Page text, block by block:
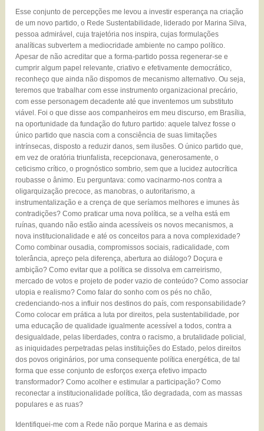
Esse conjunto de percepções me levou a investir esperança na criação
de um novo partido, o Rede Sustentabilidade, liderado por Marina Silva,
pessoa admirável, cuja trajetória nos inspira, cujas formulações
analíticas subvertem a mediocridade ambiente no campo político.
Apesar de não acreditar que a forma-partido possa regenerar-se e
cumprir algum papel relevante, criativo e efetivamente democrático,
reconheço que ainda não dispomos de mecanismo alternativo. Ou seja,
teremos que trabalhar com esse instrumento organizacional precário,
com esse personagem decadente até que inventemos um substituto
viável. Foi o que disse aos companheiros em meu discurso, em Brasília,
na oportunidade da fundação do futuro partido: aquele talvez fosse o
único partido que nascia com a consciência de suas limitações
intrínsecas, disposto a reduzir danos, sem ilusões. O único partido que,
em vez de oratória triunfalista, recepcionava, generosamente, o
ceticismo crítico, o prognóstico sombrio, sem que a lucidez autocrítica
roubasse o ânimo. Eu perguntava: como vacinarmo-nos contra a
oligarquização precoce, as manobras, o autoritarismo, a
instrumentalização e a crença de que seríamos melhores e imunes às
contradições? Como praticar uma nova política, se a velha está em
ruínas, quando não estão ainda acessíveis os novos mecanismos, a
nova institucionalidade e até os conceitos para a nova complexidade?
Como combinar ousadia, compromissos sociais, radicalidade, com
tolerância, apreço pela diferença, abertura ao diálogo? Doçura e
ambição? Como evitar que a política se dissolva em carreirismo,
mercado de votos e projeto de poder vazio de conteúdo? Como associar
utopia e realismo? Como falar do sonho com os pés no chão,
credenciando-nos a influir nos destinos do país, com responsabilidade?
Como colocar em prática a luta por direitos, pela sustentabilidade, por
uma educação de qualidade igualmente acessível a todos, contra a
desigualdade, pelas liberdades, contra o racismo, a brutalidade policial,
as iniquidades perpetradas pelas instituições do Estado, pelos direitos
dos povos originários, por uma consequente política energética, de tal
forma que esse conjunto de esforços exerça efetivo impacto
transformador? Como acolher e estimular a participação? Como
reconectar a institucionalidade política, tão degradada, com as massas
populares e as ruas?
Identifiquei-me com a Rede não porque Marina e as demais